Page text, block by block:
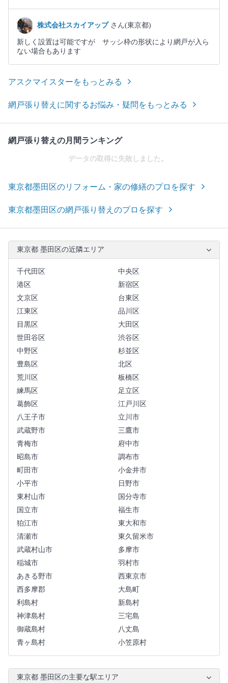
株式会社スカイアップ さん(東京都)
新しく設置は可能ですが サッシ枠の形状により網戸が入ら
ない場合もあります
アスクマイスターをもっとみる
網戸張り替えに関するお悩み・疑問をもっとみる
網戸張り替えの月間ランキング
データの取得に失敗しました。
東京都墨田区のリフォーム・家の修繕のプロを探す
東京都墨田区の網戸張り替えのプロを探す
東京都 墨田区の近隣エリア
千代田区
中央区
港区
新宿区
文京区
台東区
江東区
品川区
目黒区
大田区
世田谷区
渋谷区
中野区
杉並区
豊島区
北区
荒川区
板橋区
練馬区
足立区
葛飾区
江戸川区
八王子市
立川市
武蔵野市
三鷹市
青梅市
府中市
昭島市
調布市
町田市
小金井市
小平市
日野市
東村山市
国分寺市
国立市
福生市
狛江市
東大和市
清瀬市
東久留米市
武蔵村山市
多摩市
稲城市
羽村市
あきる野市
西東京市
西多摩郡
大島町
利島村
新島村
神津島村
三宅島
御蔵島村
八丈島
青ヶ島村
小笠原村
東京都 墨田区の主要な駅エリア